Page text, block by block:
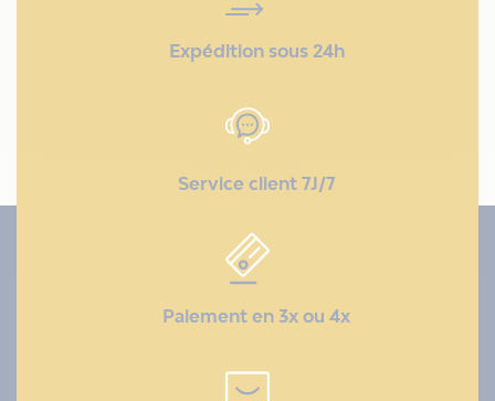
Expédition sous 24h
Service client 7J/7
Paiement en 3x ou 4x